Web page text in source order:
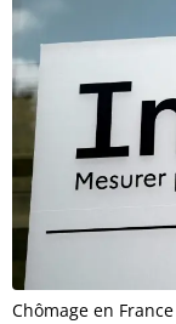
Chômage en